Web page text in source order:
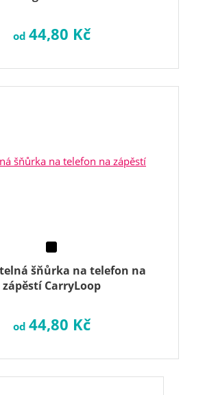
od 44,80 Kč
šňůrka na telefon na
zápěstí CarryLoop
od 44,80 Kč